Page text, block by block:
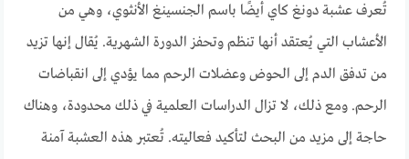
تُعرف عشبة دونغ كاي أيضًا باسم الجنسينغ الأنثوي، وهي من
الأعشاب التي يُعتقد أنها تنظم وتحفز الدورة الشهرية. يُقال إنها تزيد
من تدفق الدم إلى الحوض وعضلات الرحم مما يؤدي إلى انقباضات
الرحم. ومع ذلك، لا تزال الدراسات العلمية في ذلك محدودة، وهناك
حاجة إلى مزيد من البحث لتأكيد فعاليته. تُعتبر هذه العشبة آمنة